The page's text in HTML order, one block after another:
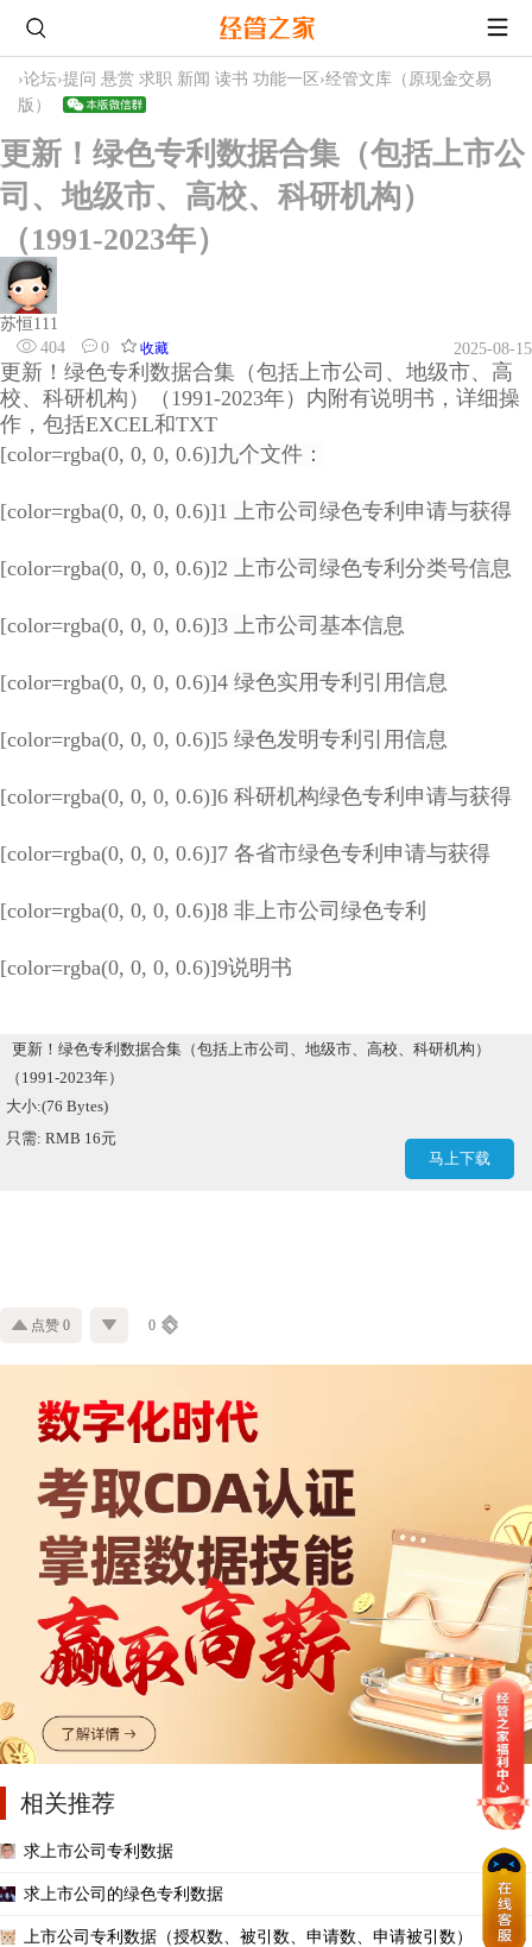
›论坛›提问 悬赏 求职 新闻 读书 功能一区 ›经管文库（原现金交易
版）
更新！绿色专利数据合集（包括上市公
司、地级市、高校、科研机构）
（1991-2023年）
苏恒111
404
0 收藏 2025-08-15
更新！绿色专利数据合集（包括上市公司、地级市、高
校、科研机构）（1991-2023年）内附有说明书，详细操
作，包括EXCEL和TXT
[color=rgba(0, 0, 0, 0.6)]九个文件：
[color=rgba(0, 0, 0, 0.6)]1 上市公司绿色专利申请与获得
[color=rgba(0, 0, 0, 0.6)]2 上市公司绿色专利分类号信息
[color=rgba(0, 0, 0, 0.6)]3 上市公司基本信息
[color=rgba(0, 0, 0, 0.6)]4 绿色实用专利引用信息
[color=rgba(0, 0, 0, 0.6)]5 绿色发明专利引用信息
[color=rgba(0, 0, 0, 0.6)]6 科研机构绿色专利申请与获得
[color=rgba(0, 0, 0, 0.6)]7 各省市绿色专利申请与获得
[color=rgba(0, 0, 0, 0.6)]8 非上市公司绿色专利
[color=rgba(0, 0, 0, 0.6)]9说明书
更新！绿色专利数据合集（包括上市公司、地级市、高校、科研机构）
（1991-2023年）
大小:(76 Bytes)
只需: RMB 16元
马上下载
点赞 0 0
相关推荐
求上市公司专利数据
求上市公司的绿色专利数据
上市公司专利数据（授权数、被引数、申请数、申请被引数）